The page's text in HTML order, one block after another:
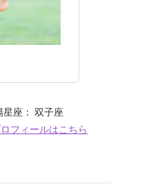
座： 双子座
フィールはこちら